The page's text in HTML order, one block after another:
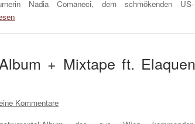
Nadia Comaneci, dem schmökenden US-
+ Mixtape ft.
Kommentare